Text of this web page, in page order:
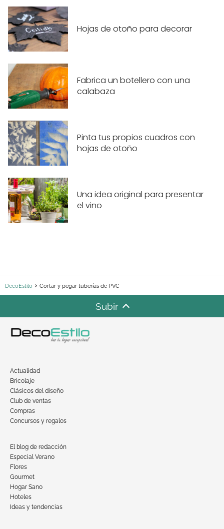
Hojas de otoño para decorar
Fabrica un botellero con una
calabaza
Pinta tus propios cuadros con
hojas de otoño
Una idea original para presentar
el vino
DecoEstilo Cortar y pegar tuberías de PVC
Subir
Actualidad
Bricolaje
Clásicos del diseño
Club de ventas
Compras
Concursos y regalos
El blog de redacción
Especial Verano
Flores
Gourmet
Hogar Sano
Hoteles
Ideas y tendencias